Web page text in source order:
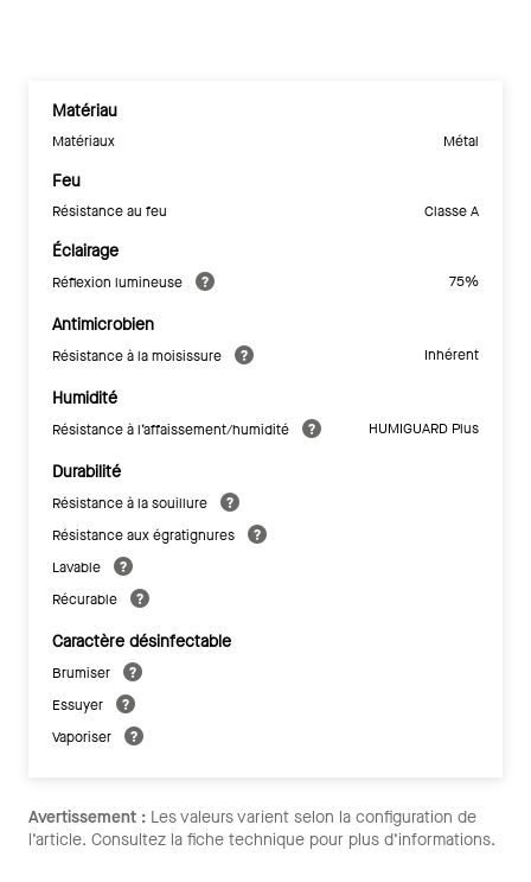
Matériau
Matériaux Métal
Feu
Résistance au feu Classe A
Éclairage
Réflexion lumineuse 75%
Antimicrobien
Résistance à la moisissure Inhérent
Humidité
Résistance à l’affaissement/humidité HUMIGUARD Plus
Durabilité
Résistance à la souillure
Résistance aux égratignures
Lavable
Récurable
Caractère désinfectable
Brumiser
Essuyer
Vaporiser
Avertissement : Les valeurs varient selon la configuration de
l’article. Consultez la fiche technique pour plus d’informations.